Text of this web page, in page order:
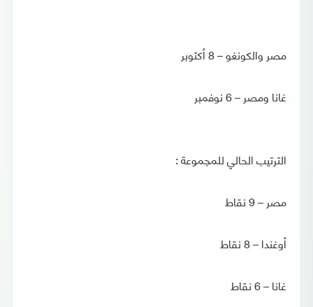
مصر والكونغو – 8 أكتوبر
غانا ومصر – 6 نوفمبر
الترتيب الحالي للمجموعة :
مصر – 9 نقاط
أوغندا – 8 نقاط
غانا – 6 نقاط